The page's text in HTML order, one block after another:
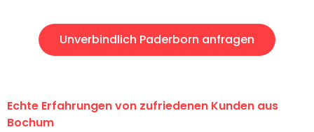
Unverbindlich Paderborn anfragen
Echte Erfahrungen von zufriedenen Kunden aus
Bochum